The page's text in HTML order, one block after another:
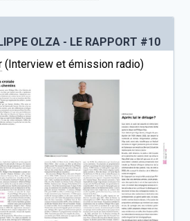
OLZA - LE RAPPORT #10
(Interview et émission radio)